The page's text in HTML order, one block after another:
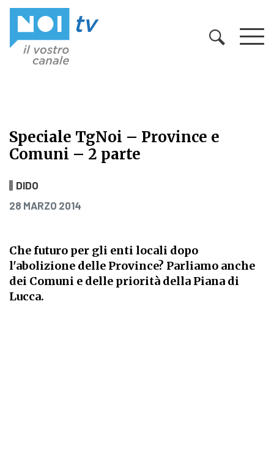
Speciale TgNoi – Province e
Comuni – 2 parte
Speciale TgNoi – Province e
DIDO
PUBBLICATO IL
28 MARZO 2014
Che futuro per gli enti locali dopo
l'abolizione delle Province? Parliamo anche
dei Comuni e delle priorità della Piana di
Lucca.